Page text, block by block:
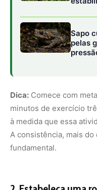
Estabeleça uma
Criar uma rotina diária
saudáveis. A ideia é
em algo automático,
lembrem você de
deixar uma garrafa de
lembrá-lo de se
ao lado da cama para te
caminhada logo ao